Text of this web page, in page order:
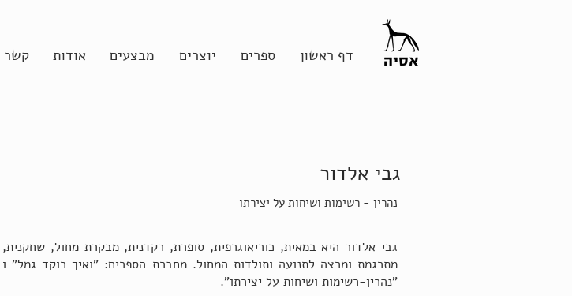
דף ראשון ספרים יוצרים מבצעים אודות קשר
גבי אלדור
נהרין - רשימות ושיחות על יצירתו
גבי אלדור היא במאית, כוריאוגרפית, סופרת, רקדנית, מבקרת מחול, שחקנית,
מתרגמת ומרצה לתנועה ותולדות המחול. מחברת הספרים: "ואיך רוקד גמל" ו
"נהרין-רשימות ושיחות על יצירתו".